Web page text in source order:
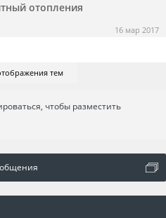
отопления
16 мар 2017
тем
чтобы разместить